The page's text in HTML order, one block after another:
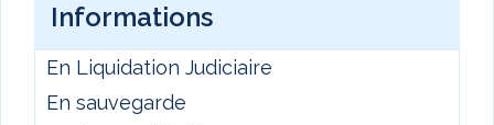
Informations
En Liquidation Judiciaire
En sauvegarde